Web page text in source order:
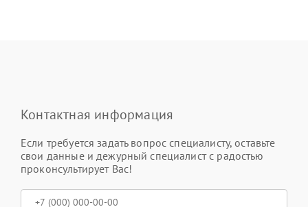
Контактная информация
Если требуется задать вопрос специалисту, оставьте
свои данные и дежурный специалист с радостью
проконсультирует Вас!